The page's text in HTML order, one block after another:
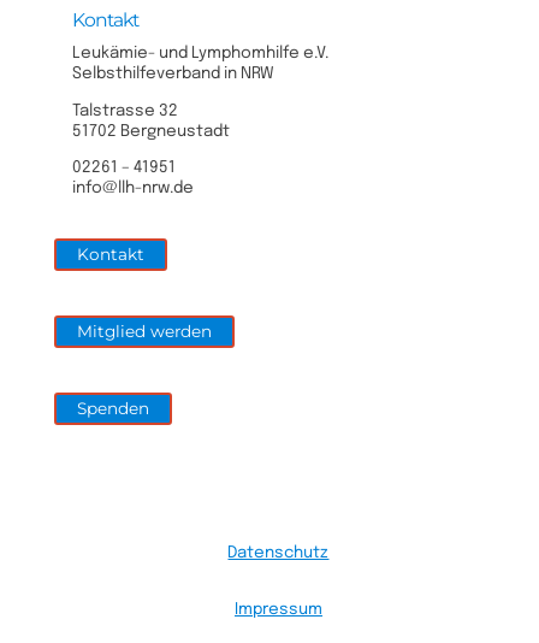
Kontakt
Leukämie- und Lymphomhilfe e.V.
Selbsthilfeverband in NRW
Talstrasse 32
51702 Bergneustadt
02261 – 41951
info@llh-nrw.de
Kontakt
Mitglied werden
Spenden
Datenschutz
Impressum